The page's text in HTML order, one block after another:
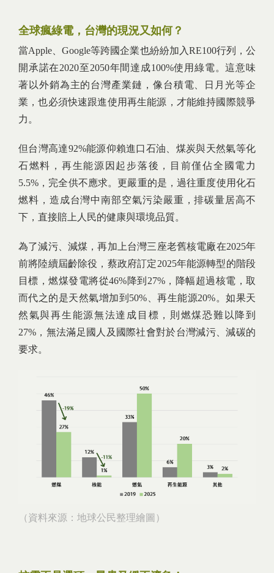
全球瘋綠電，台灣的現況又如何？
當Apple、Google等跨國企業也紛紛加入RE100行列，公
開承諾在2020至2050年間達成100%使用綠電。這意味
著以外銷為主的台灣產業鏈，像台積電、日月光等企
業，也必須快速跟進使用再生能源，才能維持國際競爭
力。
但台灣高達92%能源仰賴進口石油、煤炭與天然氣等化
石燃料，再生能源因起步落後，目前僅佔全國電力
5.5%，完全供不應求。更嚴重的是，過往重度使用化石
燃料，造成台灣中南部空氣污染嚴重，排碳量居高不
下，直接賠上人民的健康與環境品質。
為了減污、減煤，再加上台灣三座老舊核電廠在2025年
前將陸續屆齡除役，蔡政府訂定2025年能源轉型的階段
目標，燃煤發電將從46%降到27%，降幅超過核電，取
而代之的是天然氣增加到50%、再生能源20%。如果天
然氣與再生能源無法達成目標，則燃煤恐難以降到
27%，無法滿足國人及國際社會對於台灣減污、減碳的
要求。
（資料來源：地球公民整理繪圖）